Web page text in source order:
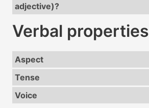
adjective)?
Verbal properties
Aspect
Tense
Voice